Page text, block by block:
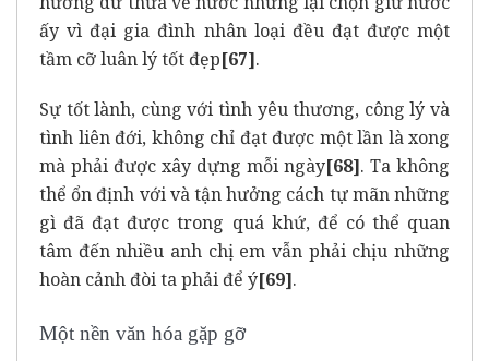
ấy vì đại gia đình nhân loại đều đạt được một
tầm cỡ luân lý tốt đẹp[67].
Sự tốt lành, cùng với tình yêu thương, công lý và
tình liên đới, không chỉ đạt được một lần là xong
mà phải được xây dựng mỗi ngày[68]. Ta không
thể ổn định với và tận hưởng cách tự mãn những
gì đã đạt được trong quá khứ, để có thể quan
tâm đến nhiều anh chị em vẫn phải chịu những
hoàn cảnh đòi ta phải để ý[69].
Một nền văn hóa gặp gỡ